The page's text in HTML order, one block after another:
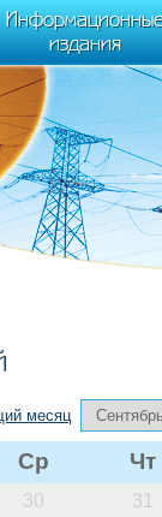
издания
месяц
Ср Чт
30 31